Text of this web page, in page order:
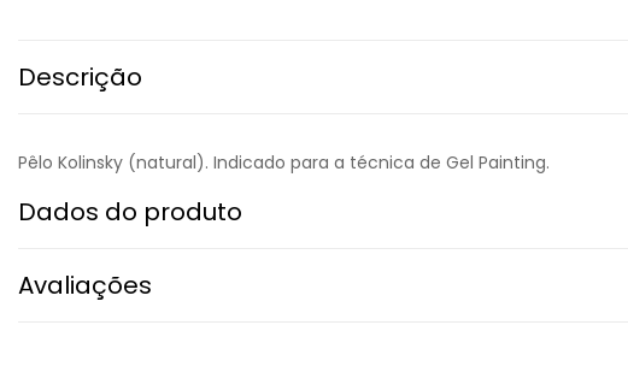
Descrição
Pêlo Kolinsky (natural). Indicado para a técnica de Gel Painting.
Dados do produto
Avaliações